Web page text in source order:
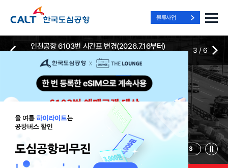
물류사업
Best Way, Fast Way
to the Airport
Best Way, Fast Way
to the Airport
Best Way, Fast Way
to the Airport
3
인천공항 6103번 시간표 변경(2026.7.16부터)
2026-07-13
3 /6